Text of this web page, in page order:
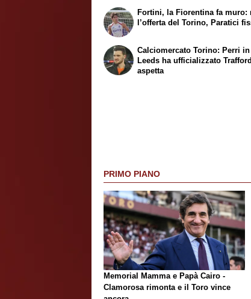
Fortini, la Fiorentina fa muro:
l’offerta del Torino, Paratici
Calciomercato Torino: Perri in
Leeds ha ufficializzato
aspetta
PRIMO PIANO
Memorial Mamma e Papà Cairo -
Clamorosa rimonta e il Toro vince